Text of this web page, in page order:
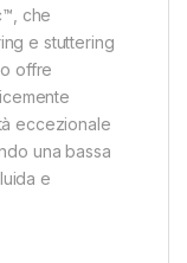
che
e stuttering
offre
eccezionale
una bassa
e